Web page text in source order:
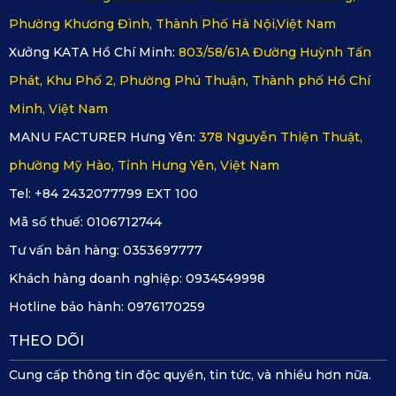
=>>> Xem thêm:Thảm lót sàn ô tô MG ZS 2021-2026
KATA - Thương hiệu thảm lót sàn chất
Phường Khương Đình, Thành Phố Hà Nội,Việt Nam
Xưởng KATA Hồ Chí Minh: 803/58/61A Đường Huỳnh Tấn
Phát, Khu Phố 2, Phường Phú Thuận, Thành phố Hồ Chí
Minh, Việt Nam
MANU FACTURER Hưng Yên: 378 Nguyễn Thiện Thuật,
phường Mỹ Hào, Tỉnh Hưng Yên, Việt Nam
Tel: +84 2432077799 EXT 100
Mã số thuế: 0106712744
Tư vấn bán hàng: 0353697777
Khách hàng doanh nghiệp: 0934549998
Hotline bảo hành: 0976170259
THEO DÕI
Cung cấp thông tin độc quyền, tin tức, và nhiều hơn nữa.